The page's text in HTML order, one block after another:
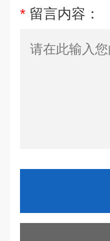
* 留言内容：